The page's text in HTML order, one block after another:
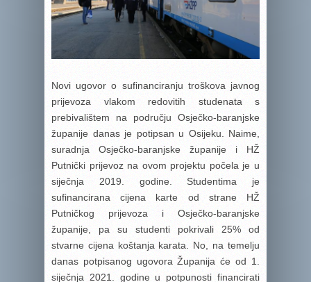
Novi ugovor o sufinanciranju troškova javnog
prijevoza vlakom redovitih studenata s
prebivalištem na području Osječko-baranjske
županije danas je potipsan u Osijeku. Naime,
suradnja Osječko-baranjske županije i HŽ
Putnički prijevoz na ovom projektu počela je u
siječnja 2019. godine. Studentima je
sufinancirana cijena karte od strane HŽ
Putničkog prijevoza i Osječko-baranjske
županije, pa su studenti pokrivali 25% od
stvarne cijena koštanja karata. No, na temelju
danas potpisanog ugovora Županija će od 1.
siječnja 2021. godine u potpunosti financirati